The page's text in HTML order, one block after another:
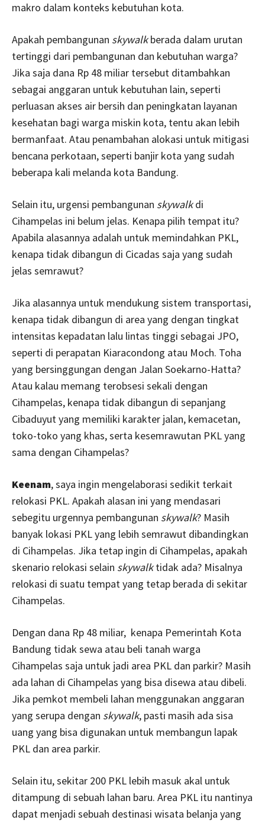
makro dalam konteks kebutuhan kota.
Apakah pembangunan skywalkberada dalam urutan
tertinggi dari pembangunan dan kebutuhan warga?
Jika saja dana Rp 48 miliar tersebut ditambahkan
sebagai anggaran untuk kebutuhan lain, seperti
perluasan akses air bersih dan peningkatan layanan
kesehatan bagi warga miskin kota, tentu akan lebih
bermanfaat. Atau penambahan alokasi untuk mitigasi
bencana perkotaan, seperti banjir kota yang sudah
beberapa kali melanda kota Bandung.
Selain itu, urgensi pembangunan skywalkdi
Cihampelas ini belum jelas. Kenapa pilih tempat itu?
Apabila alasannya adalah untuk memindahkan PKL,
kenapa tidak dibangun di Cicadas saja yang sudah
jelas semrawut?
Jika alasannya untuk mendukung sistem transportasi,
kenapa tidak dibangun di area yang dengan tingkat
intensitas kepadatan lalu lintas tinggi sebagai JPO,
seperti di perapatan Kiaracondong atau Moch. Toha
yang bersinggungan dengan Jalan Soekarno-Hatta?
Atau kalau memang terobsesi sekali dengan
Cihampelas, kenapa tidak dibangun di sepanjang
Cibaduyut yang memiliki karakter jalan, kemacetan,
toko-toko yang khas, serta kesemrawutan PKL yang
sama dengan Cihampelas?
Keenam, saya ingin mengelaborasi sedikit terkait
relokasi PKL. Apakah alasan ini yang mendasari
sebegitu urgennya pembangunan skywalk? Masih
banyak lokasi PKL yang lebih semrawut dibandingkan
di Cihampelas. Jika tetap ingin di Cihampelas, apakah
skenario relokasi selain skywalktidak ada? Misalnya
relokasi di suatu tempat yang tetap berada di sekitar
Cihampelas.
Dengan dana Rp 48 miliar, kenapa Pemerintah Kota
Bandung tidak sewa atau beli tanah warga
Cihampelas saja untuk jadi area PKL dan parkir? Masih
ada lahan di Cihampelas yang bisa disewa atau dibeli.
Jika pemkot membeli lahan menggunakan anggaran
yang serupa dengan skywalk, pasti masih ada sisa
uang yang bisa digunakan untuk membangun lapak
PKL dan area parkir.
Selain itu, sekitar 200 PKL lebih masuk akal untuk
ditampung di sebuah lahan baru. Area PKL itu nantinya
dapat menjadi sebuah destinasi wisata belanja yang